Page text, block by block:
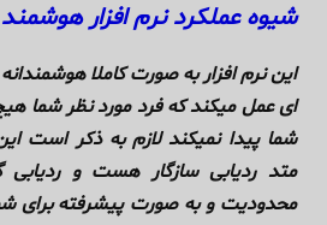
شیوه عملکرد نرم افزار هوشمند
این نرم افزار به صورت کاملا
ای عمل میکند که فرد مورد نظر شما
شما پیدا نمیکند لازم به ذکر است
متد ردیابی سازگار هست و
محدودیت و به صورت پیشرفته برای